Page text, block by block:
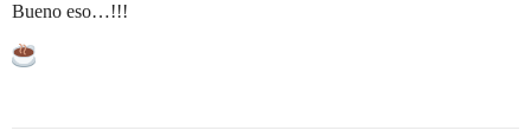
Bueno eso…!!!